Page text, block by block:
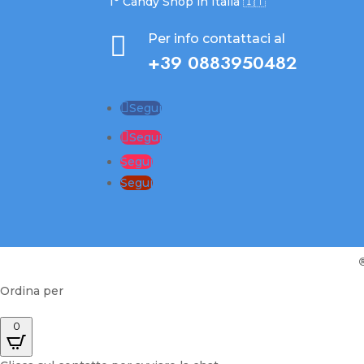
 Per info contattaci al
+39 0883950482
Segui
Segui
Segui
Segui
Ordina per
0